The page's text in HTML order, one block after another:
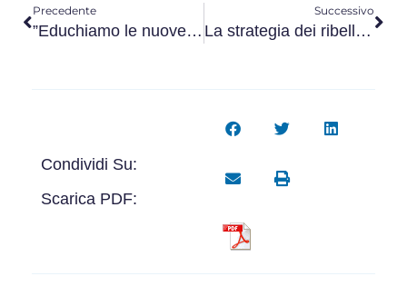
Precedente
”Educhiamo le nuove generazioni al valore del lavoro”
Successivo
La strategia dei ribelli Houthi. Intervista ad Andrea Molle*
Condividi Su:
Scarica PDF: